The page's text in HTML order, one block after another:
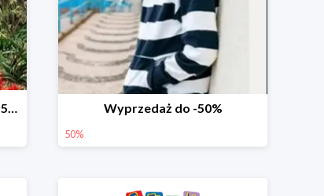
Wyprzedaż ubrań i butów do -50% Wyprzedaż do -50%
50%